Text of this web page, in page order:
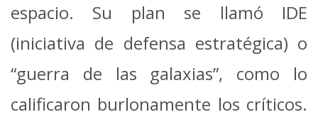
espacio. Su plan se llamó IDE
(iniciativa de defensa estratégica) o
“guerra de las galaxias”, como lo
calificaron burlonamente los críticos.